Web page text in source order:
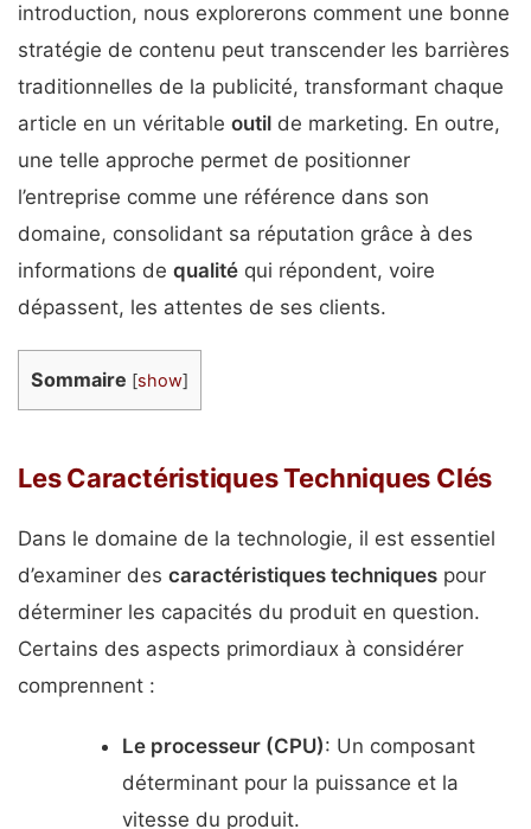
introduction, nous explorerons comment une bonne
stratégie de contenu peut transcender les barrières
traditionnelles de la publicité, transformant chaque
article en un véritable outil de marketing. En outre,
une telle approche permet de positionner
l’entreprise comme une référence dans son
domaine, consolidant sa réputation grâce à des
informations de qualité qui répondent, voire
dépassent, les attentes de ses clients.
Sommaire [show]
Les Caractéristiques Techniques Clés
Dans le domaine de la technologie, il est essentiel
d’examiner des caractéristiques techniques pour
déterminer les capacités du produit en question.
Certains des aspects primordiaux à considérer
comprennent :
Le processeur (CPU): Un composant
déterminant pour la puissance et la
vitesse du produit.